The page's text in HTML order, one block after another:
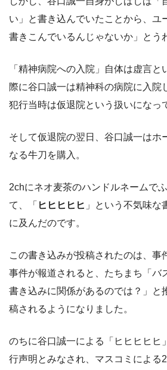
い」と書き込んでいたことから、ユ
書きこんでいるんじゃないか」とう
「精神病院への入院」自体は虚言と
際に谷口誠一は精神科の病院に入院
犯行当時は仮退院という扱いになっ
そして仮退院の翌日、谷口誠一はホ
なる牛刀を購入。
2chにネオ麦茶のハンドルネームで
て、「 ヒヒヒヒヒ 」という不気味な
に及んだのです。
この書き込みが投稿されたのは、事
事件が報道されると、たちまち「バ
書き込みに関係があるのでは？」と
稿されるようになりました。
のちに谷口誠一による「ヒヒヒヒヒ
行声明とみなされ、マスコミによる